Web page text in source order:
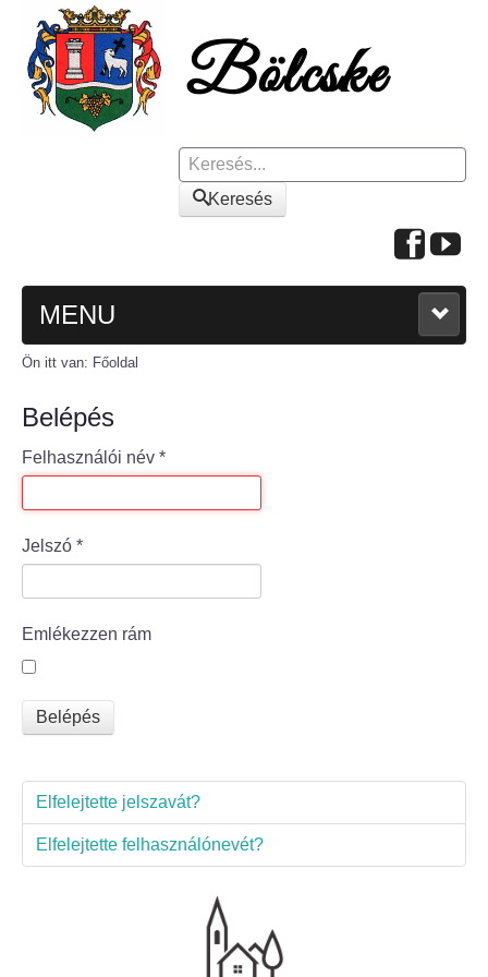
Keresés
Keresés
MENU
FŐOLDAL
A KÖZSÉGRŐL
Polgármesteri köszöntő
Bölcske település
Mi újság Bölcskén?
Értéktár bizottság
Látnivalók
Szállások
Református Egyház
Ön itt van: Főoldal
Belépés
Felhasználói név *
Jelszó *
Emlékezzen rám
Belépés
Elfelejtette jelszavát?
Elfelejtette felhasználónevét?